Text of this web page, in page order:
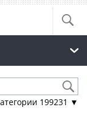
199231 ▼